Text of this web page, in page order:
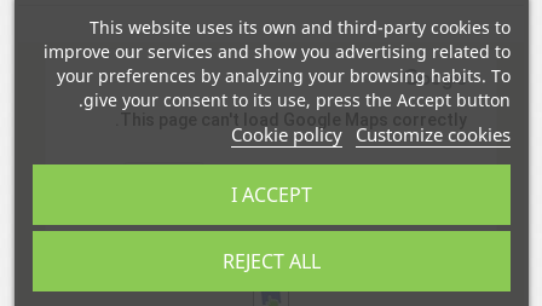
Do you own this website?
This website uses its own and third-party cookies to
improve our services and show you advertising related to
your preferences by analyzing your browsing habits. To
give your consent to its use, press the Accept button.
Cookie policy Customize cookies
REJECT ALL
I ACCEPT